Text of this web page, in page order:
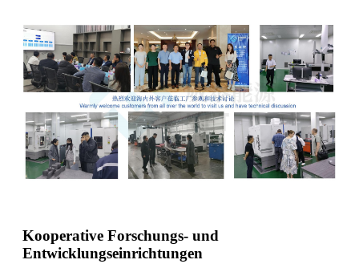
Kooperative Forschungs- und
Entwicklungseinrichtungen